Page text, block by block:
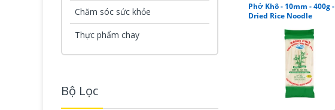
Chăm sóc sức khỏe
Thực phẩm chay
Bộ Lọc
Phở Khô - 10mm - 400g -
Dried Rice Noodle